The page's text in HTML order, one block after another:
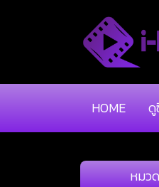
HOME ดู
หมว